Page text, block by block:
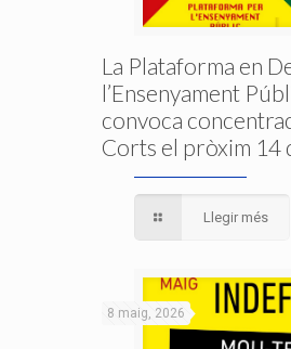
La Plataforma en
l’Ensenyament
convoca
Corts el pròxim 14
Llegir més
8 maig, 2026